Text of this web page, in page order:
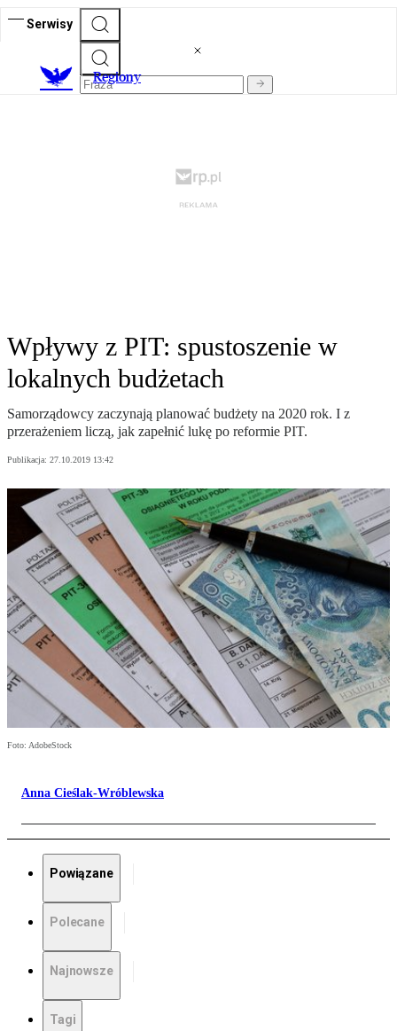
Serwisy
Regiony
Wpływy z PIT: spustoszenie w
lokalnych budżetach
Samorządowcy zaczynają planować budżety na 2020 rok. I z
przerażeniem liczą, jak zapełnić lukę po reformie PIT.
Publikacja: 27.10.2019 13:42
Foto: AdobeStock
Anna Cieślak-Wróblewska
Powiązane
Polecane
Najnowsze
Tagi